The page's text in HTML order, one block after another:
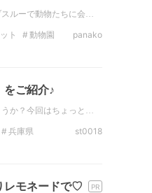
スルーで動物たちに会…
ト
動物園
panako
をご紹介♪
うか？今回はちょっと…
兵庫県
st0018
レモネードで♡